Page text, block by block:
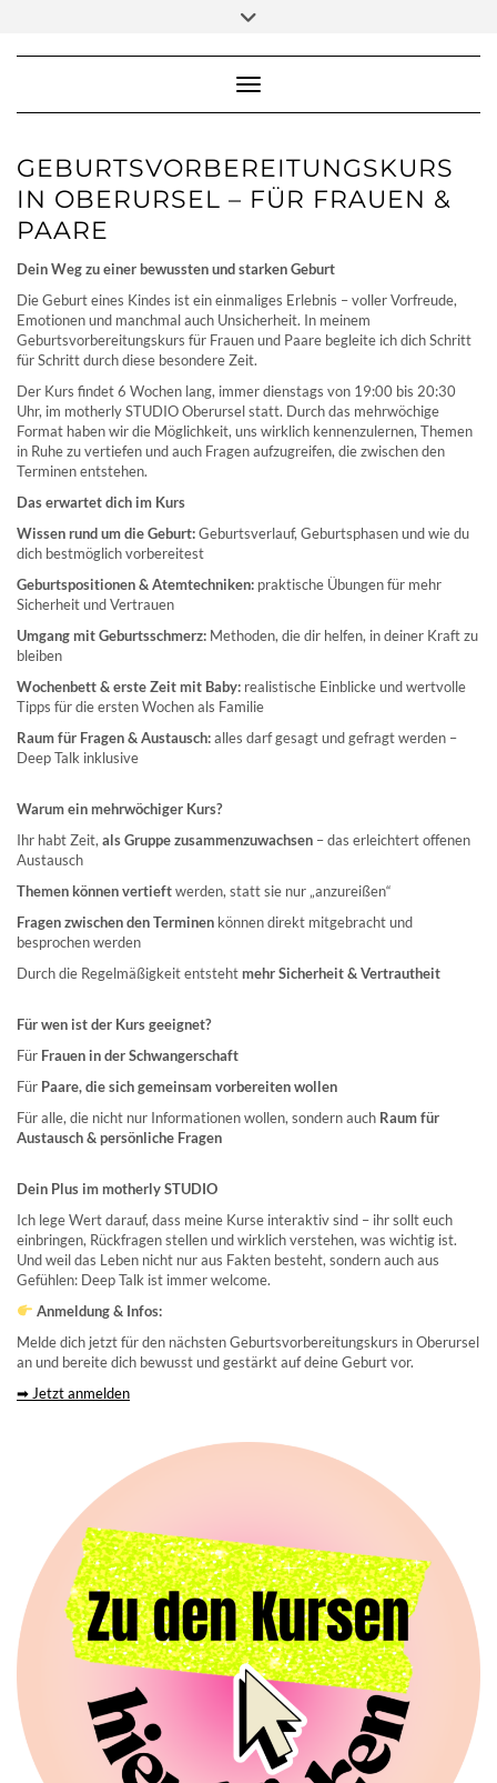
Toggle Navigation
GEBURTSVORBEREITUNGSKURS
IN OBERURSEL – FÜR FRAUEN &
PAARE
Dein Weg zu einer bewussten und starken Geburt
Die Geburt eines Kindes ist ein einmaliges Erlebnis – voller Vorfreude,
Emotionen und manchmal auch Unsicherheit. In meinem
Geburtsvorbereitungskurs für Frauen und Paare begleite ich dich Schritt
für Schritt durch diese besondere Zeit.
Der Kurs findet 6 Wochen lang, immer dienstags von 19:00 bis 20:30
Uhr, im motherly STUDIO Oberursel statt. Durch das mehrwöchige
Format haben wir die Möglichkeit, uns wirklich kennenzulernen, Themen
in Ruhe zu vertiefen und auch Fragen aufzugreifen, die zwischen den
Terminen entstehen.
Das erwartet dich im Kurs
Wissen rund um die Geburt:Geburtsverlauf, Geburtsphasen und wie du
dich bestmöglich vorbereitest
Geburtspositionen & Atemtechniken: praktische Übungen für mehr
Sicherheit und Vertrauen
Umgang mit Geburtsschmerz: Methoden, die dir helfen, in deiner Kraft zu
bleiben
Wochenbett & erste Zeit mit Baby: realistische Einblicke und wertvolle
Tipps für die ersten Wochen als Familie
Raum für Fragen & Austausch:alles darf gesagt und gefragt werden –
Deep Talk inklusive
Warum ein mehrwöchiger Kurs?
Ihr habt Zeit, als Gruppe zusammenzuwachsen – das erleichtert offenen
Austausch
Themen können vertieftwerden, statt sie nur „anzureißen“
Fragen zwischen den Terminen können direkt mitgebracht und
besprochen werden
Durch die Regelmäßigkeit entstehtmehr Sicherheit & Vertrautheit
Für wen ist der Kurs geeignet?
Für Frauen in der Schwangerschaft
Für Paare, die sich gemeinsam vorbereiten wollen
Für alle, die nicht nur Informationen wollen, sondern auch Raum für
Austausch & persönliche Fragen
Dein Plus im motherly STUDIO
Ich lege Wert darauf, dass meine Kurse interaktiv sind – ihr sollt euch
einbringen, Rückfragen stellen und wirklich verstehen, was wichtig ist.
Und weil das Leben nicht nur aus Fakten besteht, sondern auch aus
Gefühlen: Deep Talk ist immer welcome.
Anmeldung & Infos:
Melde dich jetzt für den nächsten Geburtsvorbereitungskurs in Oberursel
an und bereite dich bewusst und gestärkt auf deine Geburt vor.
➡ Jetzt anmelden